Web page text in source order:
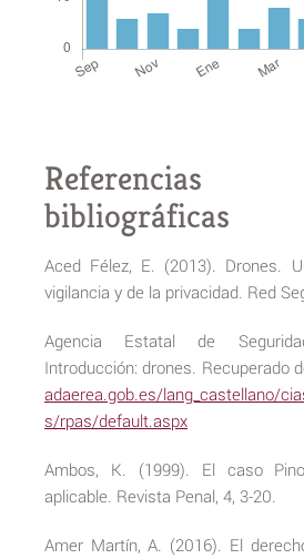
Referencias
bibliográficas
Aced Félez, E. (2013). Drones.
vigilancia y de la privacidad. Red
Agencia Estatal de
Introducción: drones. Recuperado
adaerea.gob.es/lang_castellano/
s/rpas/default.aspx
Ambos, K. (1999). El caso
aplicable. Revista Penal, 4, 3-20.
Amer Martín, A. (2016). El